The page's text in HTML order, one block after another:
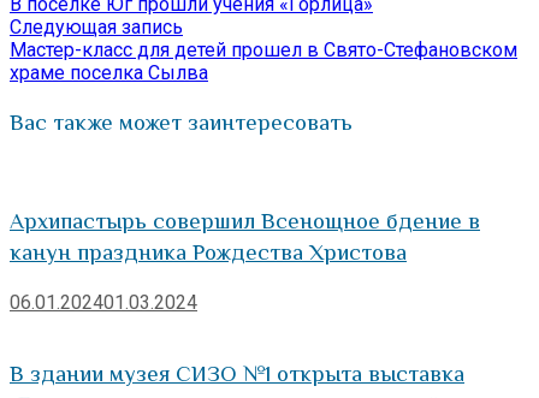
по
записям
Следующая запись
запись:
Мастер-класс для детей прошел в Свято-Стефановском
храме поселка Сылва
Вас также может заинтересовать
Архипастырь совершил Всенощное бдение в
канун праздника Рождества Христова
06.01.202401.03.2024
В здании музея СИЗО №1 открыта выставка